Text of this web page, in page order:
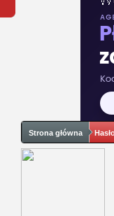
Strona główna